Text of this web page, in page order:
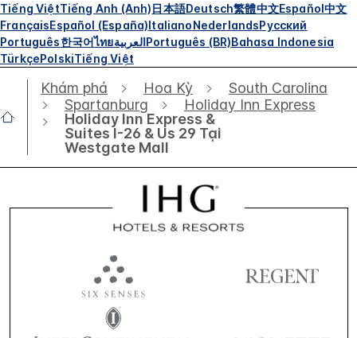
Tiếng ViệtTiếng Anh (Anh)日本語Deutsch繁體中文Español中文
FrançaisEspañol (España)ItalianoNederlandsРусский
Português한국어ไทยالعربيةPortuguês (BR)Bahasa Indonesia
TürkçePolskiTiếng Việt
Khám phá Hoa Kỳ
South Carolina
Spartanburg
Holiday Inn Express
Holiday Inn Express &
Suites I-26 & Us 29 Tại
Westgate Mall